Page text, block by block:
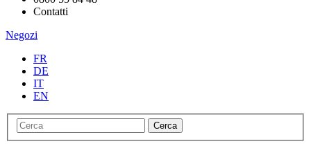
Contatti
Negozi
FR
DE
IT
EN
Cerca